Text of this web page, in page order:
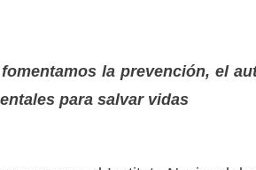
la prevención, el
para salvar vidas